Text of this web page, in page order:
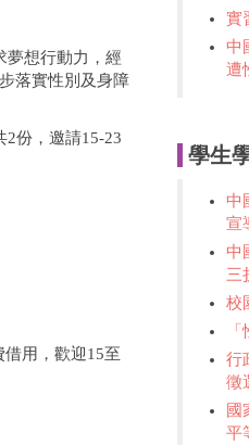
夢想行動力，經
落實性別及身障
2份，邀請15-23
用，歡迎15至
實
中
遭
學生
中
宣
中
三
校
行
徵
國
平